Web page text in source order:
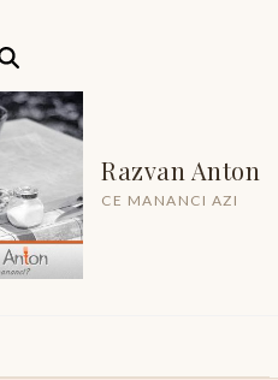
Razvan Anton
CE MANANCI AZI